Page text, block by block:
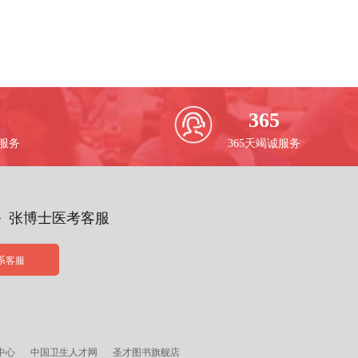
务
365
365天竭诚服务
张博士医考客服
客服
心 中国卫生人才网 圣才图书旗舰店